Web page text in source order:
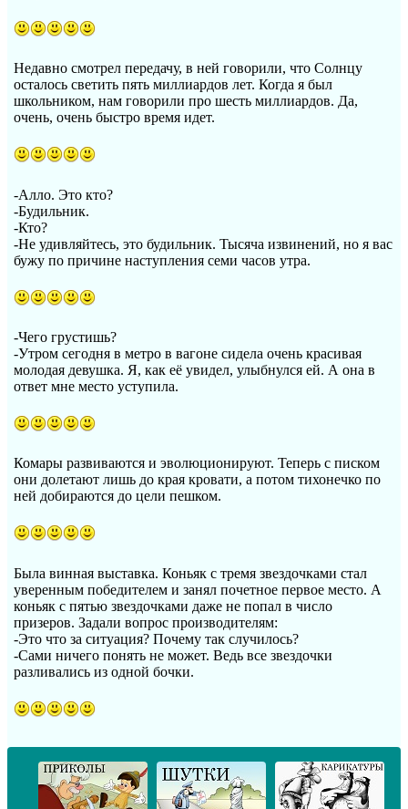
Недавно смотрел передачу, в ней говорили, что Солнцу
осталось светить пять миллиардов лет. Когда я был
школьником, нам говорили про шесть миллиардов. Да,
очень, очень быстро время идет.
-Алло. Это кто?
-Будильник.
-Кто?
-Не удивляйтесь, это будильник. Тысяча извинений, но я вас
бужу по причине наступления семи часов утра.
-Чего грустишь?
-Утром сегодня в метро в вагоне сидела очень красивая
молодая девушка. Я, как её увидел, улыбнулся ей. А она в
ответ мне место уступила.
Комары развиваются и эволюционируют. Теперь с писком
они долетают лишь до края кровати, а потом тихонечко по
ней добираются до цели пешком.
Была винная выставка. Коньяк с тремя звездочками стал
уверенным победителем и занял почетное первое место. А
коньяк с пятью звездочками даже не попал в число
призеров. Задали вопрос производителям:
-Это что за ситуация? Почему так случилось?
-Сами ничего понять не может. Ведь все звездочки
разливались из одной бочки.